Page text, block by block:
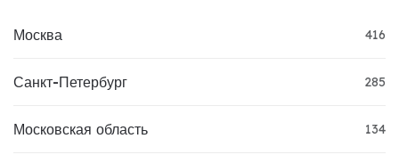
Москва 416
Санкт-Петербург 285
Московская область 134